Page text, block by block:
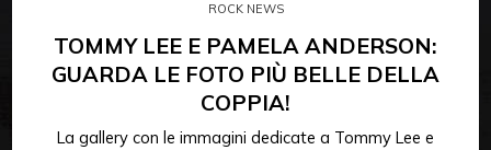
ROCK NEWS
TOMMY LEE E PAMELA ANDERSON:
GUARDA LE FOTO PIÙ BELLE DELLA
COPPIA!
La gallery con le immagini dedicate a Tommy Lee e